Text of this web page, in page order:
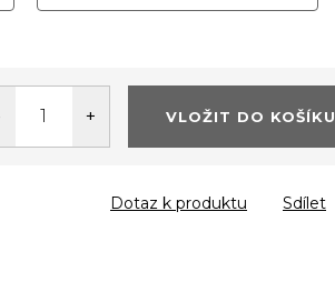
VLOŽIT DO KOŠÍKU
Dotaz k produktu Sdílet